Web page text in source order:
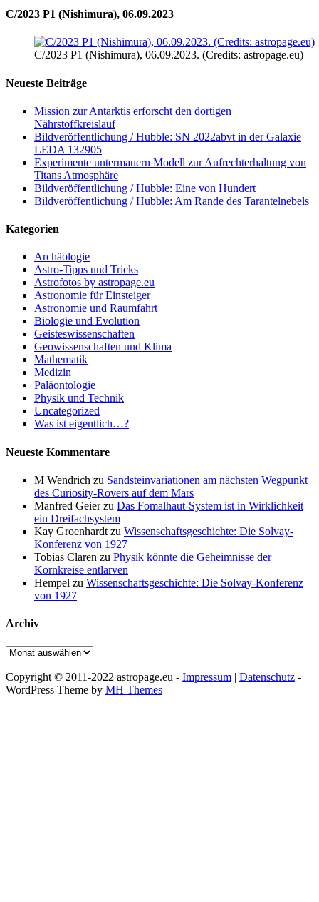
C/2023 P1 (Nishimura), 06.09.2023
C/2023 P1 (Nishimura), 06.09.2023. (Credits: astropage.eu)
Neueste Beiträge
Mission zur Antarktis erforscht den dortigen
Nährstoffkreislauf
Bildveröffentlichung / Hubble: SN 2022abvt in der Galaxie
LEDA 132905
Experimente untermauern Modell zur Aufrechterhaltung von
Titans Atmosphäre
Bildveröffentlichung / Hubble: Eine von Hundert
Bildveröffentlichung / Hubble: Am Rande des Tarantelnebels
Kategorien
Archäologie
Astro-Tipps und Tricks
Astrofotos by astropage.eu
Astronomie für Einsteiger
Astronomie und Raumfahrt
Biologie und Evolution
Geisteswissenschaften
Geowissenschaften und Klima
Mathematik
Medizin
Paläontologie
Physik und Technik
Uncategorized
Was ist eigentlich…?
Neueste Kommentare
M Wendrich zu Sandsteinvariationen am nächsten Wegpunkt
des Curiosity-Rovers auf dem Mars
Manfred Geierzu Das Fomalhaut-System ist in Wirklichkeit
ein Dreifachsystem
Kay Groenhardt zu Wissenschaftsgeschichte: Die Solvay-
Konferenz von 1927
Tobias Claren zu Physik könnte die Geheimnisse der
Kornkreise entlarven
Hempel zu Wissenschaftsgeschichte: Die Solvay-Konferenz
von 1927
Archiv
Archiv
Copyright © 2011-2022 astropage.eu - Impressum | Datenschutz -
WordPress Theme by MH Themes